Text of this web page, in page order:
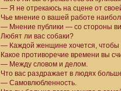
— Я не отрекаюсь на сцене от
Чье мнение о вашей работе
— Мнение публики — со стороны
Любят ли вас собаки?
— Каждой женщине хочется,
Какое противоречие времени вы
— Между словом и делом.
Что вас раздражает в людях
— Самовлюбленность.